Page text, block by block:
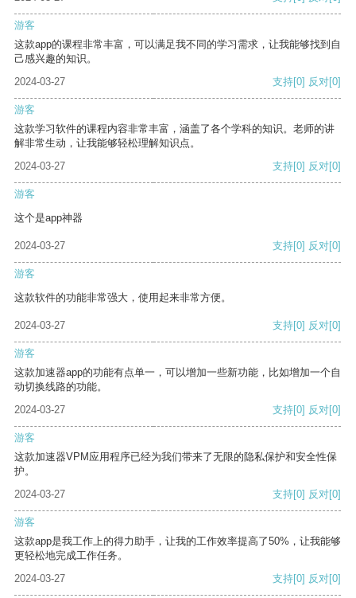
游客
这款app的课程非常丰富，可以满足我不同的学习需求，让我能够找到自
己感兴趣的知识。
2024-03-27
支持[0] 反对[0]
游客
这款学习软件的课程内容非常丰富，涵盖了各个学科的知识。老师的讲
解非常生动，让我能够轻松理解知识点。
2024-03-27
支持[0] 反对[0]
游客
这个是app神器
2024-03-27 支持[0] 反对[0]
游客
这款软件的功能非常强大，使用起来非常方便。
2024-03-27 支持[0] 反对[0]
游客
这款加速器app的功能有点单一，可以增加一些新功能，比如增加一个自
动切换线路的功能。
2024-03-27
支持[0] 反对[0]
游客
这款加速器VPM应用程序已经为我们带来了无限的隐私保护和安全性保
护。
2024-03-27
支持[0] 反对[0]
游客
这款app是我工作上的得力助手，让我的工作效率提高了50%，让我能够
更轻松地完成工作任务。
2024-03-27
支持[0] 反对[0]